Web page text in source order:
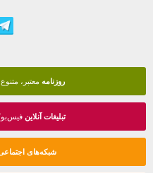
روزنامه معتبر،
تبلیغات آنلاین
شبکه‌های اجتماعی